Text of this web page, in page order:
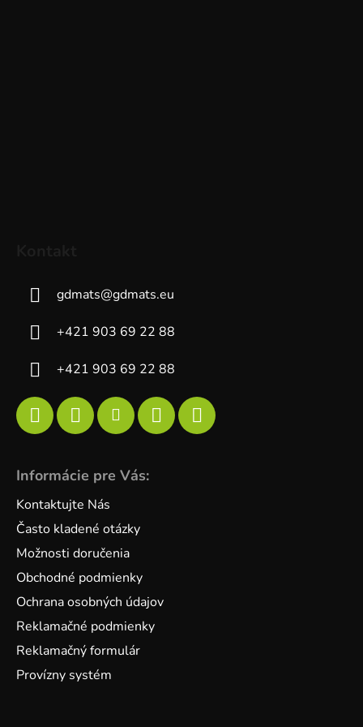
gdmats@gdmats.eu
+421 903 69 22 88
+421 903 69 22 88
Informácie pre Vás:
Kontaktujte Nás
Často kladené otázky
Možnosti doručenia
Obchodné podmienky
Ochrana osobných údajov
Reklamačné podmienky
Reklamačný formulár
Provízny systém